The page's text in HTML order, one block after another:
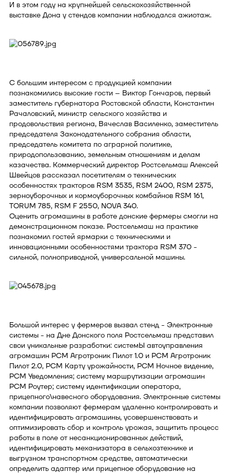
И в этом году на крупнейшей сельскохозяйственной
выставке Дона у стендов компании наблюдался ажиотаж.
С большим интересом с продукцией компании
познакомились высокие гости – Виктор Гончаров, первый
заместитель губернатора Ростовской области, Константин
Рачаловский, министр сельского хозяйства и
продовольствия региона, Вячеслав Василенко, заместитель
председателя Законодательного собрания области,
председатель комитета по аграрной политике,
природопользованию, земельным отношениям и делам
казачества. Коммерческий директор Ростсельмаш Алексей
Швейцов рассказал посетителям о технических
особенностях тракторов RSM 3535, RSM 2400, RSM 2375,
зерноуборочных и кормоуборочных комбайнов RSM 161,
TORUM 785, RSM F 2550, NOVA 340.
Оценить агромашины в работе донские фермеры смогли на
демонстрационном показе. Ростсельмаш на практике
познакомил гостей ярмарки с техническими и
инновационными особенностями трактора RSM 370 -
сильной, полноприводной, универсальной машины.
Большой интерес у фермеров вызвал стенд - Электронные
системы - на Дне Донского поля Ростсельмаш представил
свои уникальные разработки: системЫ автоуправления
агромашин РСМ Агротроник Пилот 1.0 и РСМ Агротроник
Пилот 2.0, РСМ Карту урожайности, РСМ Ночное видение,
РСМ Уведомления; систему маршрутизации агромашин
РСМ Роутер; систему идентификации оператора,
прицепного\навесного оборудования. Электронные системы
компании позволяют фермерам удаленно контролировать и
идентифицировать агромашины, усовершенствовать и
оптимизировать сбор и контроль урожая, защитить процесс
работы в поле от несанкционированных действий,
идентифицировать механизатора в сельхозтехнике и
выгрузном транспортном средстве, автоматически
определить адаптер или прицепное оборудование на